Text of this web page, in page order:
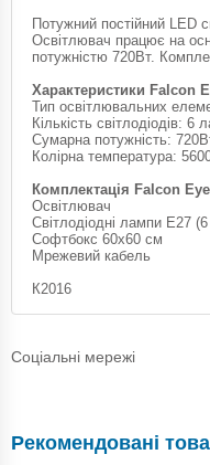
Потужний постійний LED
Освітлювач працює на
потужністю 720Вт.
Характеристики Falcon
Тип освітлювальних
Кількість світлодіодів:
Сумарна потужність:
Колірна температура:
Комплектація Falcon
Освітлювач
Світлодіодні лампи E27
Софтбокс 60x60 см
Мрежевий кабель
К2016
Соціальні мережі
Рекомендовані